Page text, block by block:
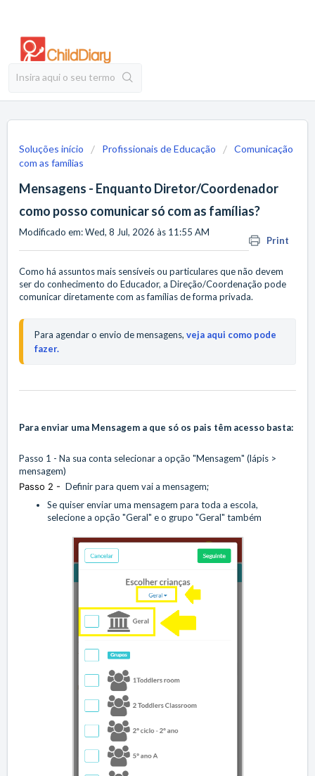
Soluções início Profissionais de Educação
Comunicação
com as famílias
Mensagens - Enquanto Diretor/Coordenador
como posso comunicar só com as famílias?
Print
Modificado em: Wed, 8 Jul, 2026 às 11:55 AM
Como há assuntos mais sensíveis ou particulares que não devem
ser do conhecimento do Educador, a Direção/Coordenação pode
comunicar diretamente com as famílias de forma privada.
Para agendar o envio de mensagens, veja aqui como pode
fazer.
Para enviar uma Mensagem a que só os pais têm acesso basta:
Passo 1 - Na sua conta selecionar a opção "Mensagem" (lápis >
mensagem)
Passo 2 - Definir para quem vai a mensagem;
Se quiser enviar uma mensagem para toda a escola,
selecione a opção "Geral" e o grupo "Geral" também